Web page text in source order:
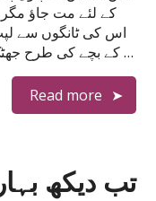
کے لئے مت جاؤ مگر
اس کی ٹانگوں سے
کے بچے کی طرح جھٹک دیا ماں دوڑ کر آئی اور اپنی چادر اس …
Read more
تب دیکھ